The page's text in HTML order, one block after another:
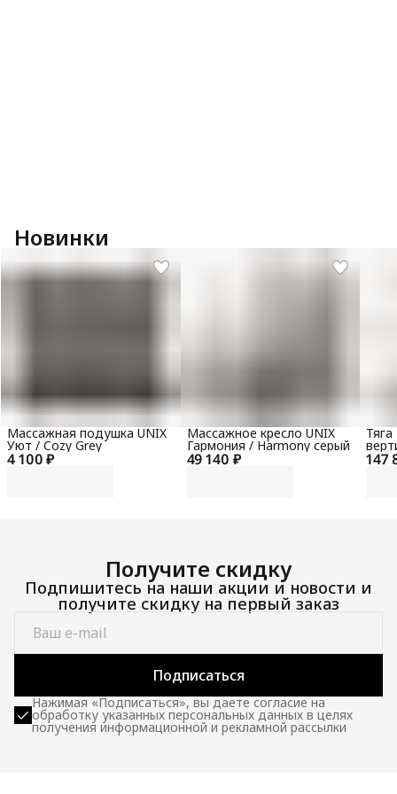
Новинки
4 100 ₽
Массажная подушка UNIX
Уют / Cozy Grey
49 140 ₽
Массажное кресло UNIX
Гармония / Harmony серый
147
100
Получите скидку
Подпишитесь на наши акции и новости и
получите скидку на первый заказ
Подписаться
Нажимая «Подписаться», вы даете согласие на
обработку указанных персональных данных в целях
получения информационной и рекламной рассылки